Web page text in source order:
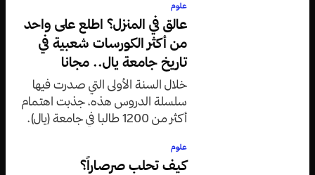
علوم
عالق في المنزل؟ اطلع على واحد
من أكثر الكورسات شعبية في
تاريخ جامعة يال.. مجانا
خلال السنة الأولى التي صدرت فيها
سلسلة الدروس هذه، جذبت اهتمام
أكثر من 1200 طالبا في جامعة (يال).
علوم
كيف تحلب صرصاراً؟